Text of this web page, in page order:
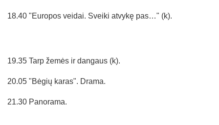
18.40 "Europos veidai. Sveiki atvykę pas…" (k).
19.35 Tarp žemės ir dangaus (k).
20.05 "Bėgių karas". Drama.
21.30 Panorama.